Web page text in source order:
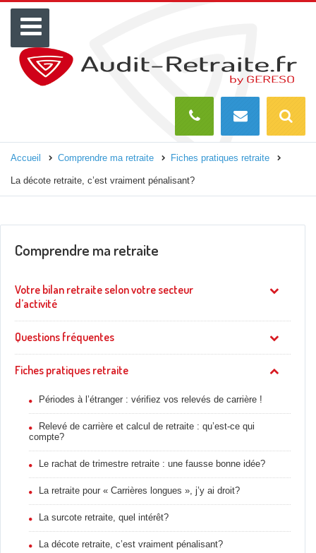
Menu
Accueil Comprendre ma retraite Fiches pratiques retraite
La décote retraite, c’est vraiment pénalisant?
Comprendre ma retraite
Votre bilan retraite selon votre secteur
d’activité
Questions fréquentes
Fiches pratiques retraite
Périodes à l’étranger : vérifiez vos relevés de carrière !
Relevé de carrière et calcul de retraite : qu’est-ce qui
compte?
Le rachat de trimestre retraite : une fausse bonne idée?
La retraite pour « Carrières longues », j’y ai droit?
La surcote retraite, quel intérêt?
La décote retraite, c’est vraiment pénalisant?